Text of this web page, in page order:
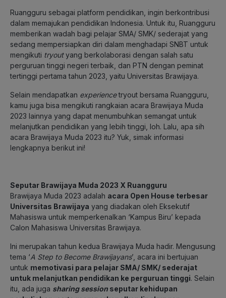
Ruangguru sebagai platform pendidikan, ingin berkontribusi
dalam memajukan pendidikan Indonesia. Untuk itu, Ruangguru
memberikan wadah bagi pelajar SMA/ SMK/ sederajat yang
sedang mempersiapkan diri dalam menghadapi SNBT untuk
mengikuti tryoutyang berkolaborasi dengan salah satu
perguruan tinggi negeri terbaik, dan PTN dengan peminat
tertinggi pertama tahun 2023, yaitu Universitas Brawijaya.
Selain mendapatkan experiencetryout bersama Ruangguru,
kamu juga bisa mengikuti rangkaian acara Brawijaya Muda
2023 lainnya yang dapat menumbuhkan semangat untuk
melanjutkan pendidikan yang lebih tinggi, loh. Lalu, apa sih
acara Brawijaya Muda 2023 itu? Yuk, simak informasi
lengkapnya berikut ini!
Seputar Brawijaya Muda 2023 X Ruangguru
Brawijaya Muda 2023 adalah acara Open House terbesar
Universitas Brawijaya yang diadakan oleh Eksekutif
Mahasiswa untuk memperkenalkan ‘Kampus Biru’ kepada
Calon Mahasiswa Universitas Brawijaya.
Ini merupakan tahun kedua Brawijaya Muda hadir. Mengusung
tema ‘A Step to Become Brawijayans’, acara ini bertujuan
untuk memotivasi para pelajar SMA/ SMK/ sederajat
untuk melanjutkan pendidikan ke perguruan tinggi. Selain
itu, ada juga sharing session seputar kehidupan